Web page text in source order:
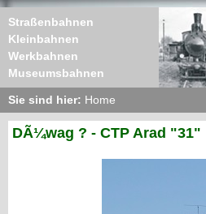
Straßenbahnen
Kleinbahnen
Werkbahnen
Museumsbahnen
Sie sind hier: Home
DÃ¼wag ? - CTP Arad "31"